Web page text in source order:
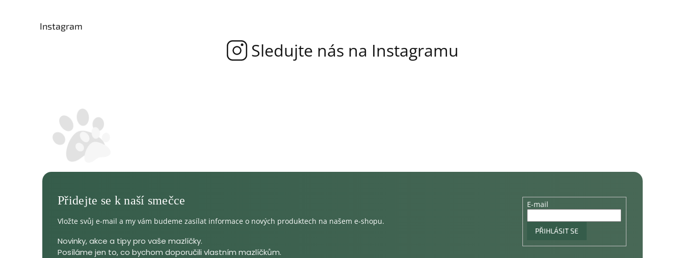
Instagram
Vložte svůj e-mail a my vám budeme zasílat informace o nových produktech na našem e-shopu.
E-mail
PŘIHLÁSIT SE